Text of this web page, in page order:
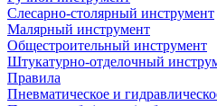
Слесарно-столярный инструмент
Малярный инструмент
Общестроительный инструмент
Штукатурно-отделочный
Правила
Пневматическое и